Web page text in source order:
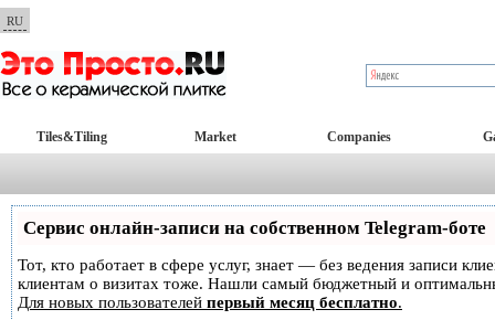
RU
Tiles&Tiling Market Companies
Сервис онлайн-записи на собственном Telegram-боте
Тот, кто работает в сфере услуг, знает — без ведения записи
клиентам о визитах тоже. Нашли самый бюджетный и
Для новых пользователей первый месяц бесплатно.